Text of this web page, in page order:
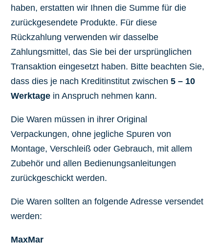
haben, erstatten wir Ihnen die Summe für die
zurückgesendete Produkte. Für diese
Rückzahlung verwenden wir dasselbe
Zahlungsmittel, das Sie bei der ursprünglichen
Transaktion eingesetzt haben. Bitte beachten Sie,
dass dies je nach Kreditinstitut zwischen 5 – 10
Werktage in Anspruch nehmen kann.
Die Waren müssen in ihrer Original
Verpackungen, ohne jegliche Spuren von
Montage, Verschleiß oder Gebrauch, mit allem
Zubehör und allen Bedienungsanleitungen
zurückgeschickt werden.
Die Waren sollten an folgende Adresse versendet
werden:
MaxMar